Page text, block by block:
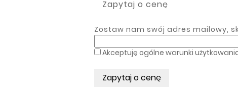
Zapytaj o cenę
Zostaw nam swój adres mailowy,
Akceptuję ogólne warunki